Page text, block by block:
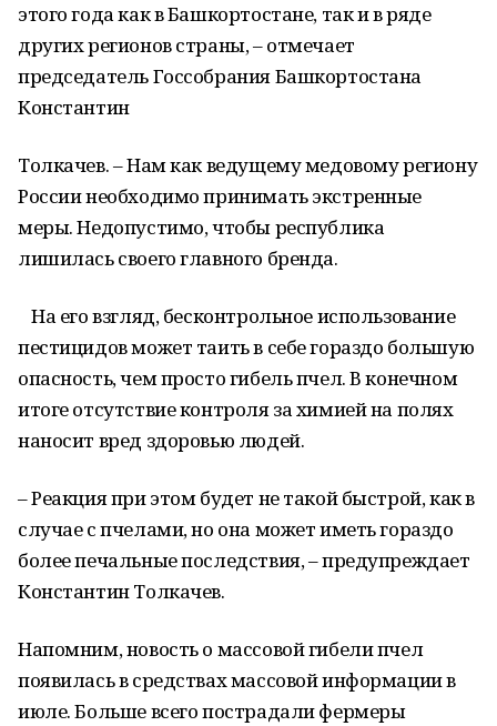
этого года как в Башкортостане, так и в ряде
других регионов страны, – отмечает
председатель Госсобрания Башкортостана
Константин
Толкачев. – Нам как ведущему медовому региону
России необходимо принимать экстренные
меры. Недопустимо, чтобы республика
лишилась своего главного бренда.
На его взгляд, бесконтрольное использование
пестицидов может таить в себе гораздо большую
опасность, чем просто гибель пчел. В конечном
итоге отсутствие контроля за химией на полях
наносит вред здоровью людей.
– Реакция при этом будет не такой быстрой, как в
случае с пчелами, но она может иметь гораздо
более печальные последствия, – предупреждает
Константин Толкачев.
Напомним, новость о массовой гибели пчел
появилась в средствах массовой информации в
июле. Больше всего пострадали фермеры